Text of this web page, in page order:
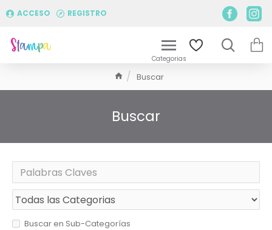
ACCESO REGISTRO
Buscar
Buscar
Buscar en Sub-Categorías